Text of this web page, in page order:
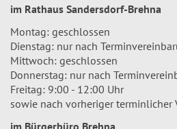
im Rathaus Sandersdorf-Brehna
Montag: geschlossen
Dienstag: nur nach
Mittwoch: geschlossen
Donnerstag: nur nach
Freitag: 9:00 - 12:00 Uhr
sowie nach vorheriger terminlicher